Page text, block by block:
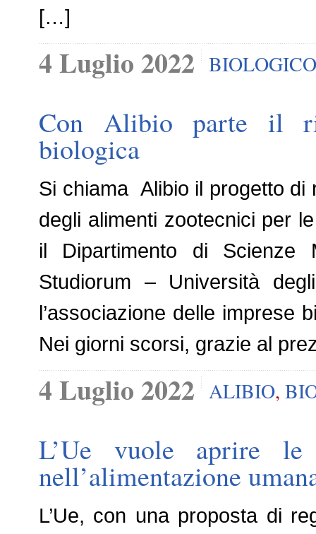
[…]
4 Luglio 2022 BIOLOGICO
Con Alibio parte il
biologica
Si chiama Alibio il progetto di
degli alimenti zootecnici per
il Dipartimento di Scienze
Studiorum – Università
l’associazione delle imprese
Nei giorni scorsi, grazie al
4 Luglio 2022 ALIBIO,
L’Ue vuole aprire
nell’alimentazione
L’Ue, con una proposta di